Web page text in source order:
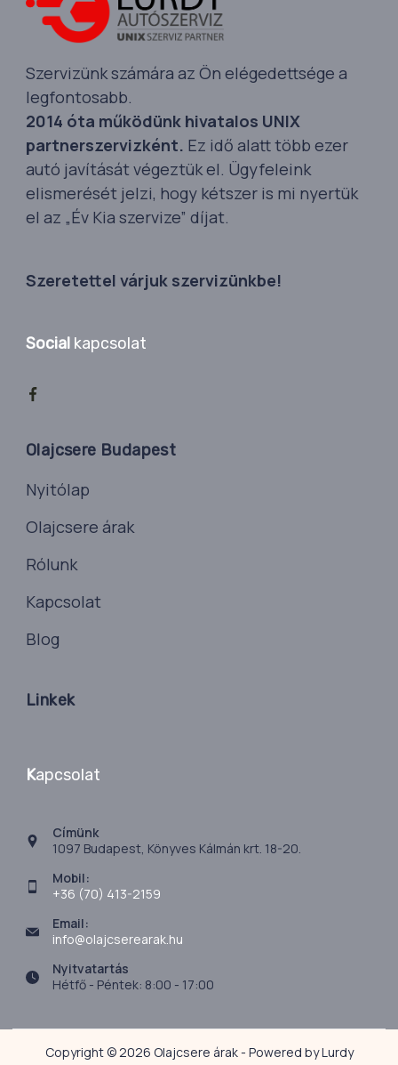
Szervizünk számára az Ön elégedettsége a
legfontosabb.
2014 óta működünk hivatalos UNIX
partnerszervizként. Ez idő alatt több ezer
autó javítását végeztük el. Ügyfeleink
elismerését jelzi, hogy kétszer is mi nyertük
el az „Év Kia szervize” díjat.
Szeretettel várjuk szervizünkbe!
Social kapcsolat
Olajcsere Budapest
Nyitólap
Olajcsere árak
Rólunk
Kapcsolat
Blog
Linkek
Kapcsolat
Címünk
1097 Budapest, Könyves Kálmán krt. 18-20.
Mobil:
+36 (70) 413-2159
Email:
info@olajcserearak.hu
Nyitvatartás
Hétfő - Péntek: 8:00 - 17:00
Copyright © 2026 Olajcsere árak - Powered by Lurdy